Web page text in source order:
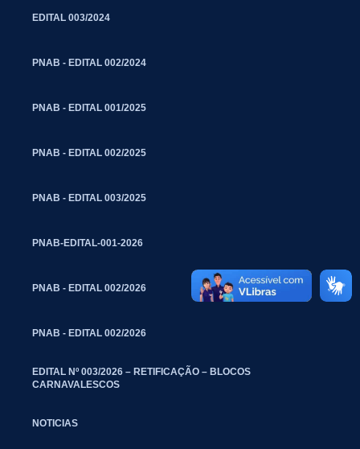
EDITAL 003/2024
PNAB - EDITAL 002/2024
PNAB - EDITAL 001/2025
PNAB - EDITAL 002/2025
PNAB - EDITAL 003/2025
PNAB-EDITAL-001-2026
PNAB - EDITAL 002/2026
PNAB - EDITAL 002/2026
EDITAL Nº 003/2026 – RETIFICAÇÃO – BLOCOS
CARNAVALESCOS
NOTICIAS